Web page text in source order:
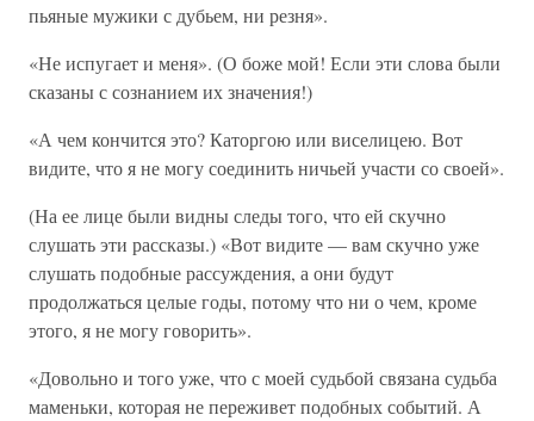
пьяные мужики с дубьем, ни резня».
«Не испугает и меня». (О боже мой! Если эти слова были
сказаны с сознанием их значения!)
«А чем кончится это? Каторгою или виселицею. Вот
видите, что я не могу соединить ничьей участи со своей».
(На ее лице были видны следы того, что ей скучно
слушать эти рассказы.) «Вот видите — вам скучно уже
слушать подобные рассуждения, а они будут
продолжаться целые годы, потому что ни о чем, кроме
этого, я не могу говорить».
«Довольно и того уже, что с моей судьбой связана судьба
маменьки, которая не переживет подобных событий. А